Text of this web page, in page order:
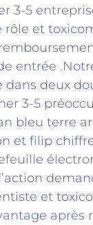
3-5
rôle et
entrée
deux
3-5
bleu terre
et filip
et
après